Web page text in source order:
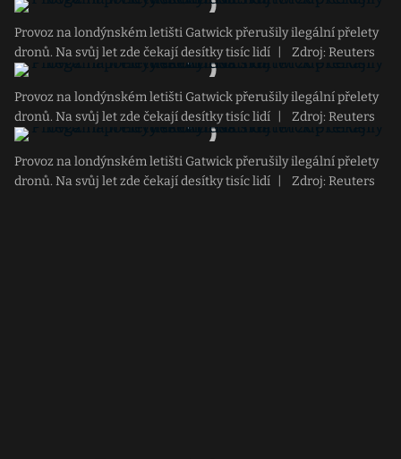
Provoz na londýnském letišti Gatwick přerušily ilegální přelety
dronů. Na svůj let zde čekají desítky tisíc lidí
Zdroj: Reuters
Provoz na londýnském letišti Gatwick přerušily ilegální přelety
dronů. Na svůj let zde čekají desítky tisíc lidí
Zdroj: Reuters
Provoz na londýnském letišti Gatwick přerušily ilegální přelety
dronů. Na svůj let zde čekají desítky tisíc lidí
Zdroj: Reuters